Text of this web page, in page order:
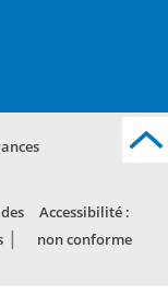
Accessibilité :
non conforme